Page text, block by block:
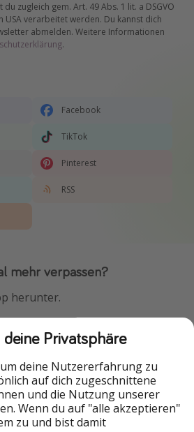
zugleich gem. Art. 49 Abs. 1 lit. a DSGVO
USA verarbeitet werden. Du kannst dich
abmelden. Weitere Informationen
.
Facebook
TikTok
Pinterest
RSS
mehr verpassen?
herunter.
der HolidayPirates Group
HolidayPirates
WakacyjniPiraci
Privatsphäre
deine Nutzererfahrung zu
auf dich zugeschnittene
und die Nutzung unserer
Wenn du auf "alle akzeptieren"
zu und bist damit